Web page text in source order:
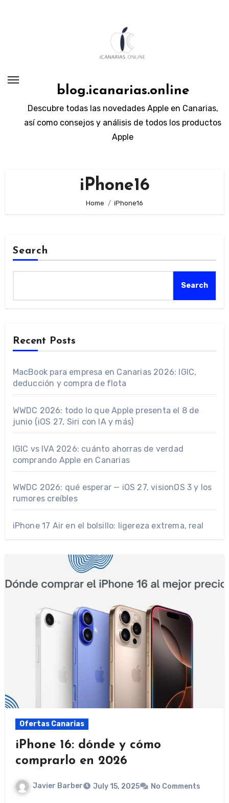
blog.icanarias.online
Descubre todas las novedades Apple en Canarias,
así como consejos y análisis de todos los productos
Apple
iPhone16
Home iPhone16
Search
Search
Recent Posts
MacBook para empresa en Canarias 2026: IGIC,
deducción y compra de flota
WWDC 2026: todo lo que Apple presenta el 8 de
junio (iOS 27, Siri con IA y más)
IGIC vs IVA 2026: cuánto ahorras de verdad
comprando Apple en Canarias
WWDC 2026: qué esperar — iOS 27, visionOS 3 y los
rumores creíbles
iPhone 17 Air en el bolsillo: ligereza extrema, real
Ofertas Canarias
iPhone 16: dónde y cómo
comprarlo en 2026
Javier Barber July 15, 2025 No Comments